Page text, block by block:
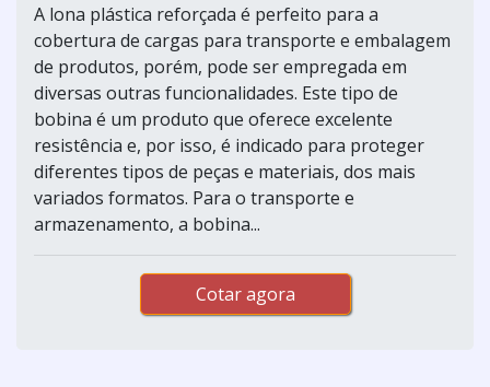
A lona plástica reforçada é perfeito para a
cobertura de cargas para transporte e embalagem
de produtos, porém, pode ser empregada em
diversas outras funcionalidades. Este tipo de
bobina é um produto que oferece excelente
resistência e, por isso, é indicado para proteger
diferentes tipos de peças e materiais, dos mais
variados formatos. Para o transporte e
armazenamento, a bobina...
Cotar agora